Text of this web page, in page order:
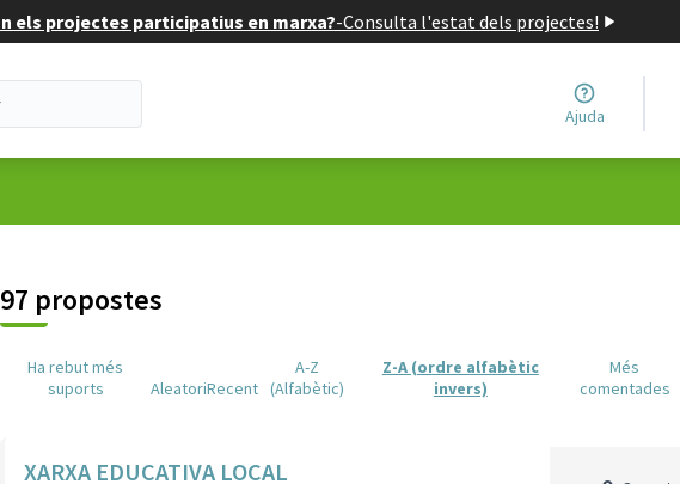
els projectes participatius en marxa?-Consulta l'estat dels projectes!
Ajuda
97 propostes
Ha rebut més
suports
AleatoriRecent
A-Z
(Alfabètic)
Z-A (ordre alfabètic
invers)
Més
comentades
XARXA EDUCATIVA LOCAL